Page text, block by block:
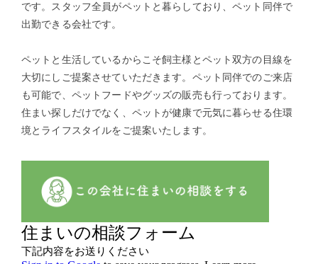
です。スタッフ全員がペットと暮らしており、ペット同伴で
出勤できる会社です。
ペットと生活しているからこそ飼主様とペット双方の目線を
大切にしご提案させていただきます。ペット同伴でのご来店
も可能で、ペットフードやグッズの販売も行っております。
住まい探しだけでなく、ペットが健康で元気に暮らせる住環
境とライフスタイルをご提案いたします。